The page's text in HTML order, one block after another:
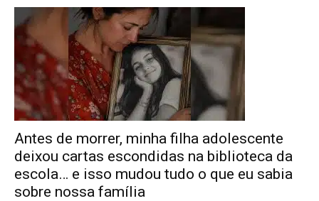
Antes de morrer, minha filha adolescente
deixou cartas escondidas na biblioteca da
escola… e isso mudou tudo o que eu sabia
sobre nossa família